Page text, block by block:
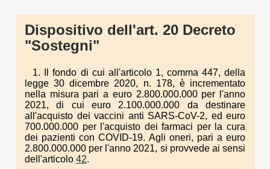
Dispositivo dell'art. 20 Decreto
"Sostegni"
1. Il fondo di cui all'articolo 1, comma 447, della
legge 30 dicembre 2020, n. 178, è incrementato
nella misura pari a euro 2.800.000.000 per l'anno
2021, di cui euro 2.100.000.000 da destinare
all'acquisto dei vaccini anti SARS-CoV-2, ed euro
700.000.000 per l'acquisto dei farmaci per la cura
dei pazienti con COVID-19. Agli oneri, pari a euro
2.800.000.000 per l'anno 2021, si provvede ai sensi
dell'articolo 42.